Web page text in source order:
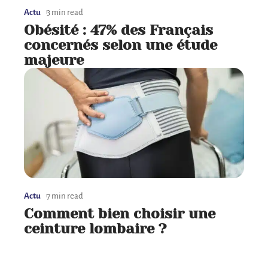
Actu 3 min read
Obésité : 47% des Français
concernés selon une étude
majeure
Actu 7 min read
Comment bien choisir une
ceinture lombaire ?